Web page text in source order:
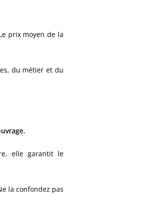
prix moyen de la
du métier et du
elle garantit le
la confondez pas